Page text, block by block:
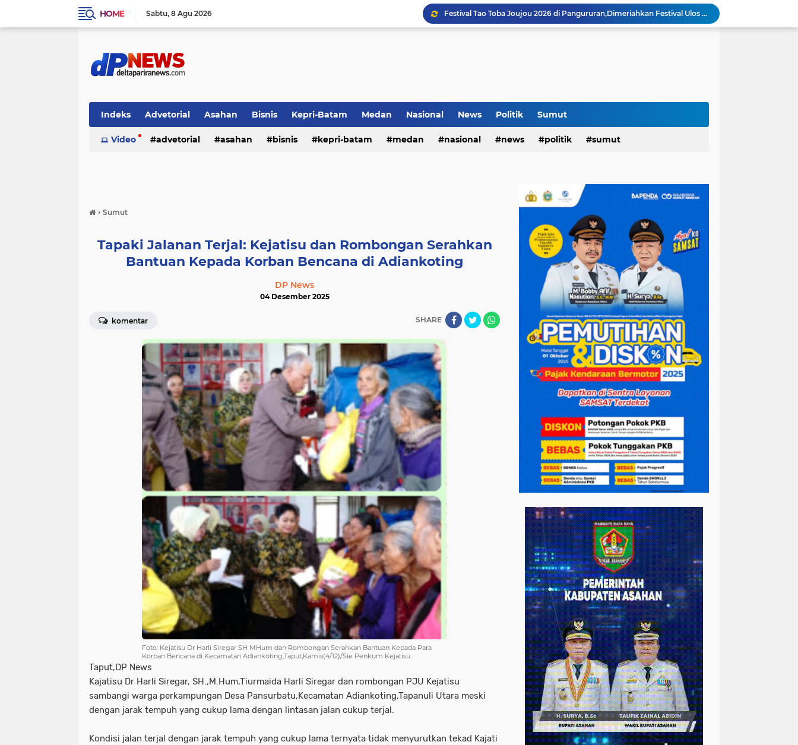
HOME Sabtu 8 Agu 2026
Festival Tao Toba Joujou 2026 di Pangururan,Dimeriahkan Festival Ulos Boruni Raja dan Kopi Para Raja...
Hari Pertama,128.331 Orang Pendaftar Upacara Peringatan HUT ke-81 Kemerdekaan RI
Pemko Medan Raih Piagam Penghargaan Peringkat II Dari BKN
Indeks Advetorial Asahan Bisnis Kepri-Batam Medan Nasional News Politik Sumut
Video advetorial asahan bisnis kepri-batam medan nasional news politik sumut
› Sumut
Tapaki Jalanan Terjal: Kejatisu dan Rombongan Serahkan
Bantuan Kepada Korban Bencana di Adiankoting
DP News
04 Desember 2025
komentar SHARE
Foto: Kejatisu Dr Harli Siregar SH MHum dan Rombongan Serahkan Bantuan Kepada Para
Korban Bencana di Kecamatan Adiankoting,Taput,Kamis(4/12)/Sie Penkum Kejatisu
Taput,DP News
Kajatisu Dr Harli Siregar, SH.,M.Hum,Tiurmaida Harli Siregar dan rombongan PJU Kejatisu
sambangi warga perkampungan Desa Pansurbatu,Kecamatan Adiankoting,Tapanuli Utara meski
dengan jarak tempuh yang cukup lama dengan lintasan jalan cukup terjal.
Kondisi jalan terjal dengan jarak tempuh yang cukup lama ternyata tidak menyurutkan tekad Kajati